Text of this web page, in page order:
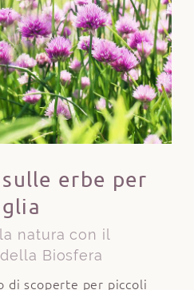
sulle erbe per
natura con il
Biosfera
di scoperte per piccoli